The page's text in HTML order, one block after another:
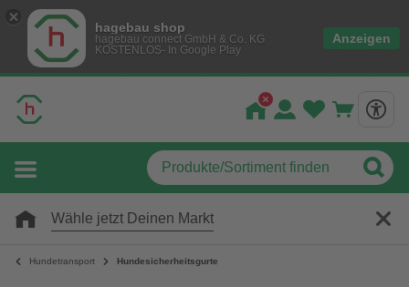
hagebau shop
hagebau connect GmbH & Co. KG
KOSTENLOS- In Google Play
Anzeigen
Wähle jetzt Deinen Markt
Hundetransport Hundesicherheitsgurte